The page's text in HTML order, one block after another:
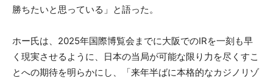
勝ちたいと思っている」と語った。
ホー氏は、2025年国際博覧会までに大阪でのIRを一刻も早
く現実させるように、日本の当局が可能な限り力を尽くすこ
とへの期待を明らかにし、「来年半ばに本格的なカジノリゾ